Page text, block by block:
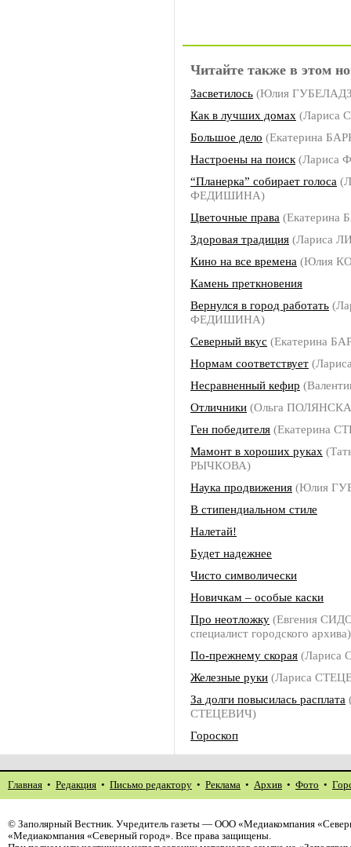
Читайте также в этом
Засветилось (Юлия
Как в лучших домах (Лариса
Большое дело (Екатерина
Настроены на поиск
“Планерка” собирает голоса
ФЕДИШИНА)
Цветочные права (Екатерина
Здоровая традиция (Лариса
Кино на все времена (Юлия
Камень преткновения
Вернулся в город работать
ФЕДИШИНА)
Северный вкус (Екатерина
Нормам соответствует
Несравненный кефир
Отличники (Ольга
Ген победителя (Екатерина
Мамонт в хороших руках
РЫЧКОВА)
Наука продвижения (Юлия
В стипендиальном стиле
Налетай!
Будет надежнее
Чисто символически
Новичкам – особые каски
Про неотложку (Евгения
специалист городского архива)
По-прежнему скорая (Лариса
Железные руки (Лариса
За долги повысилась расплата
СТЕЦЕВИЧ)
Гороскоп
Главная • Редакция • Письмо редактору • Реклама • Архив • Фото •
© Заполярный Вестник. Учредитель газеты — ООО «Медиакомпания
«Медиакомпания «Северный город». Все права защищены.